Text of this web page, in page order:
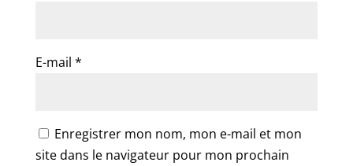
E-mail *
Enregistrer mon nom, mon e-mail et mon
site dans le navigateur pour mon prochain